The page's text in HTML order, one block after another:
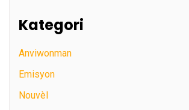
Kategori
Anviwonman
Emisyon
Nouvèl